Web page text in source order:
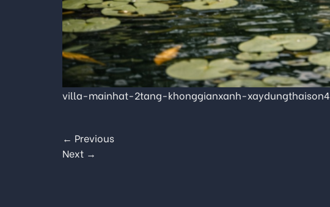
villa-mainhat-2tang-khonggianxanh-xaydungthaison4
← Previous
Next →